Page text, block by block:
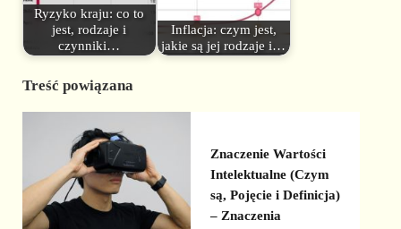
Ryzyko kraju: co to
jest, rodzaje i
czynniki…
Inflacja: czym jest,
jakie są jej rodzaje i…
Treść powiązana
Znaczenie Wartości
Intelektualne (Czym
są, Pojęcie i Definicja)
– Znaczenia